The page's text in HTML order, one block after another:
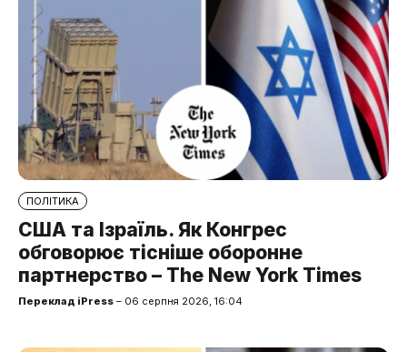
ПОЛІТИКА
США та Ізраїль. Як Конгрес
обговорює тісніше оборонне
партнерство – The New York Times
Переклад iPress – 06 серпня 2026, 16:04